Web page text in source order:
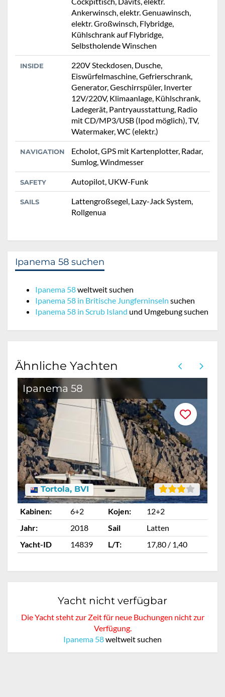
Ankerwinsch, elektr. Genuawinsch,
elektr. Großwinsch, Flybridge,
Kühlschrank auf Flybridge,
Selbstholende Winschen
INSIDE
220V Steckdosen, Dusche,
Eiswürfelmaschine, Gefrierschrank,
Generator, Geschirrspüler, Inverter
12V/220V, Klimaanlage, Kühlschrank,
Ladegerät, Pantryausstattung, Radio
mit CD/MP3/USB (Ipod möglich), TV,
Watermaker, WC (elektr.)
NAVIGATION
Echolot, GPS mit Kartenplotter, Radar,
Sumlog, Windmesser
SAFETY Autopilot, UKW-Funk
SAILS
Lattengroßsegel, Lazy-Jack System,
Rollgenua
Ipanema 58 suchen
Ipanema 58weltweit suchen
Ipanema 58 in Britische Jungferninseln suchen
Ipanema 58 in Scrub Island und Umgebung suchen
Ähnliche Yachten
Ipanema 58
Tortola, BVI
Kabinen: 6+2 Kojen:
12+2
Jahr:
2018 Sail
Latten
Yacht-ID
14839 L/T: 17,80 / 1,40
Yacht nicht verfügbar
Die Yacht steht zur Zeit für neue Buchungen nicht zur
Verfügung.
Ipanema 58weltweit suchen